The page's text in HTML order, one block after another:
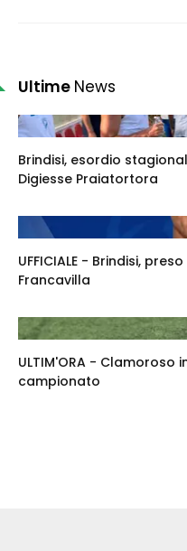
Ultime News
Brindisi, esordio
Digiesse Praiatortora
UFFICIALE - Brindisi,
Francavilla
ULTIM'ORA - Clamoroso
campionato